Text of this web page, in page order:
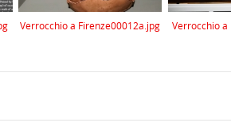
Verrocchio a Firenze00012a.jpg Verrocchio a